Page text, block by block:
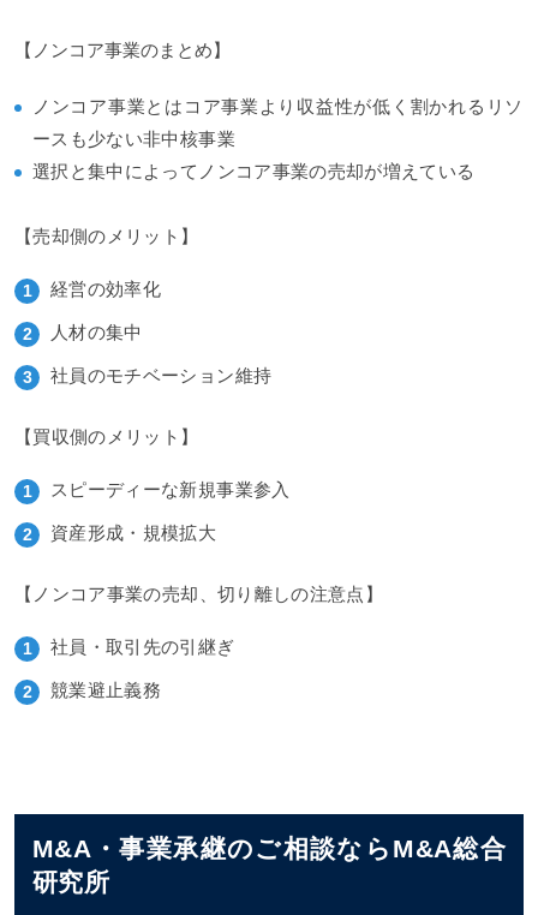
【ノンコア事業のまとめ】
ノンコア事業とはコア事業より収益性が低く割かれるリソ
ースも少ない非中核事業
選択と集中によってノンコア事業の売却が増えている
【売却側のメリット】
経営の効率化
人材の集中
社員のモチベーション維持
【買収側のメリット】
スピーディーな新規事業参入
資産形成・規模拡大
【ノンコア事業の売却、切り離しの注意点】
社員・取引先の引継ぎ
競業避止義務
M&A・事業承継のご相談ならM&A総合
研究所